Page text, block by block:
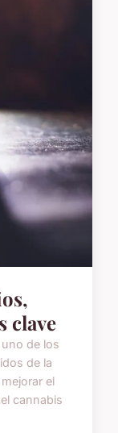
clave
de los
de la
el
cannabis